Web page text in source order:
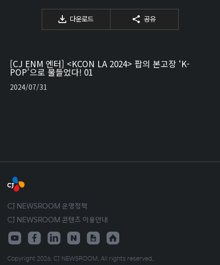
다운로드 공유
[CJ ENM 엔터] <KCON LA 2024> 팝의 본고장 ‘K-
POP’으로 물들었다! 01
2024/07/31
CJ NEWSROOM 운영정책
CJ NEWSROOM 콘텐츠 이용안내
Copyright 2026. CJ NEWSROOM. All rights reserved.